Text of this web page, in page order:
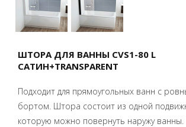
ШТОРА ДЛЯ ВАННЫ CVS1-80 L
САТИН+TRANSPARENT
Подходит для прямоугольных ванн с
бортом. Штора состоит из одной
которую можно повернуть наружу ванны.